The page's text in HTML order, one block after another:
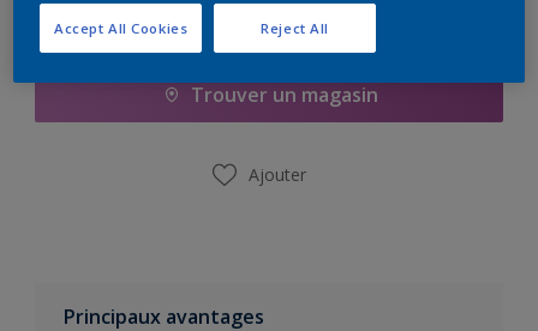
Ajouter à la liste d’achats
Trouver un magasin
Ajouter
Principaux avantages
Reject All
Accept All Cookies